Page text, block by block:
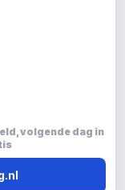
volgende dag in